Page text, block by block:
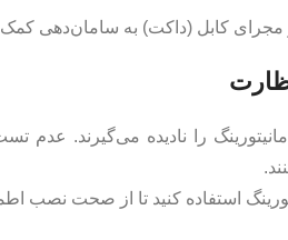
و مجرای کابل (داکت) به سامان‌دهی
را نادیده می‌گیرند. عدم
استفاده کنید تا از صحت نصب